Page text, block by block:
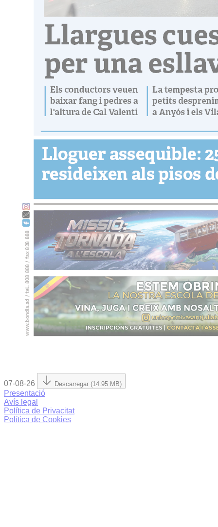
07-08-26 Descarregar (14.95 MB)
Presentació
Avís legal
Política de Privacitat
Política de Cookies